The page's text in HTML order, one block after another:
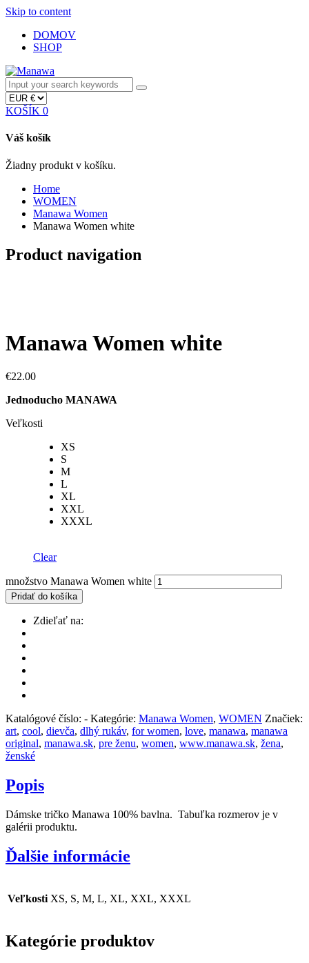
Skip to content
DOMOV
SHOP
KOŠÍK 0
Váš košík
Žiadny produkt v košíku.
Home
WOMEN
Manawa Women
Manawa Women white
Product navigation
Manawa Women white
€22.00
Jednoducho MANAWA
Veľkosti
XS
S
M
L
XL
XXL
XXXL
Clear
množstvo Manawa Women white
Pridať do košíka
Zdieľať na:
Katalógové číslo: - Kategórie: Manawa Women, WOMEN Značiek:
art, cool, dievča, dlhý rukáv, for women, love, manawa, manawa
original, manawa.sk, pre ženu, women, www.manawa.sk, žena,
ženské
Popis
Dámske tričko Manawa 100% bavlna. Tabuľka rozmerov je v
galérii produktu.
Ďalšie informácie
Veľkosti XS, S, M, L, XL, XXL, XXXL
Kategórie produktov